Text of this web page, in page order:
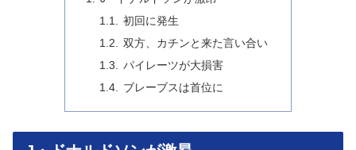
初回に発生
双方、カチンと来た言い合い
パイレーツが大損害
ブレーブスは首位に